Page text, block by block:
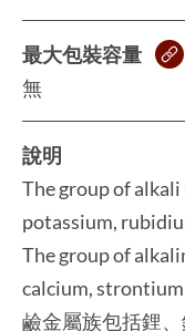
最大包裝容量
無
說明
The group of
potassium,
The group of
calcium,
鹼金屬族包括鋰、